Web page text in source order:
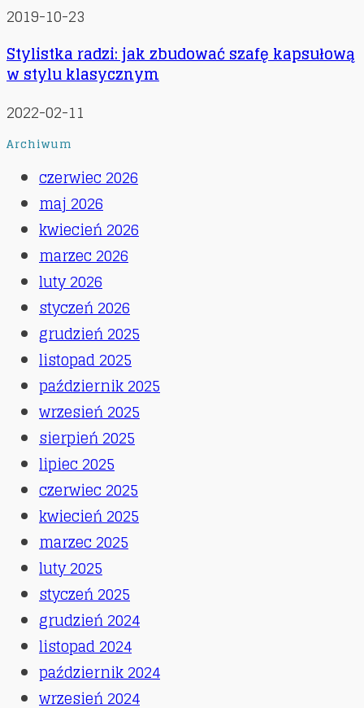
2019-10-23
Stylistka radzi: jak zbudować szafę kapsułową
w stylu klasycznym
2022-02-11
Archiwum
czerwiec 2026
maj 2026
kwiecień 2026
marzec 2026
luty 2026
styczeń 2026
grudzień 2025
listopad 2025
październik 2025
wrzesień 2025
sierpień 2025
lipiec 2025
czerwiec 2025
kwiecień 2025
marzec 2025
luty 2025
styczeń 2025
grudzień 2024
listopad 2024
październik 2024
wrzesień 2024